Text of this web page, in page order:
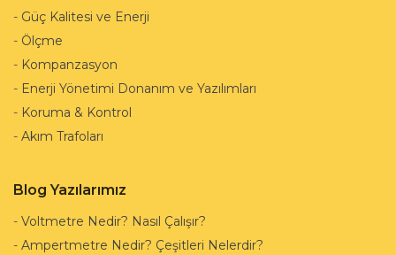
- Güç Kalitesi ve Enerji
- Ölçme
- Kompanzasyon
- Enerji Yönetimi Donanım ve Yazılımları
- Koruma & Kontrol
- Akım Trafoları
Blog Yazılarımız
- Voltmetre Nedir? Nasıl Çalışır?
- Ampertmetre Nedir? Çeşitleri Nelerdir?